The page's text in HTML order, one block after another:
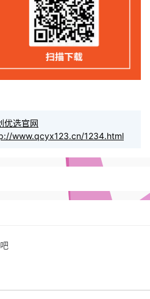
优选官网
www.qcyx123.cn/1234.html